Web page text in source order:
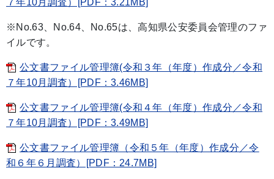
※No.63、No.64、No.65は、高知県公安委員会管理のファ
イルです。
公文書ファイル管理簿(令和３年（年度）作成分／令和
７年10月調査）[PDF：3.46MB]
公文書ファイル管理簿(令和４年（年度）作成分／令和
７年10月調査）[PDF：3.49MB]
公文書ファイル管理簿（令和５年（年度）作成分／令
和６年６月調査）[PDF：24.7MB]